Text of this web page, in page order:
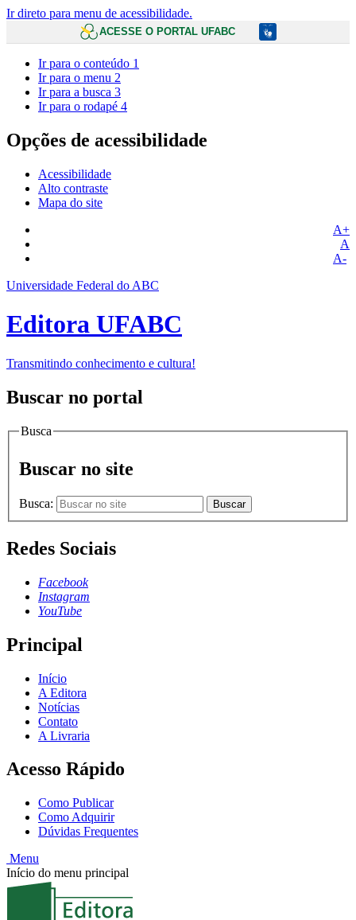
Ir direto para menu de acessibilidade.
ACESSE O PORTAL UFABC
Ir para o conteúdo 1
Ir para o menu 2
Ir para a busca 3
Ir para o rodapé 4
Opções de acessibilidade
Acessibilidade
Alto contraste
Mapa do site
A+
A
A-
Universidade Federal do ABC
Editora UFABC
Transmitindo conhecimento e cultura!
Buscar no portal
Busca
Buscar no site
Busca: Buscar
Redes Sociais
Facebook
Instagram
YouTube
Principal
Início
A Editora
Notícias
Contato
A Livraria
Acesso Rápido
Como Publicar
Como Adquirir
Dúvidas Frequentes
Menu
Início do menu principal